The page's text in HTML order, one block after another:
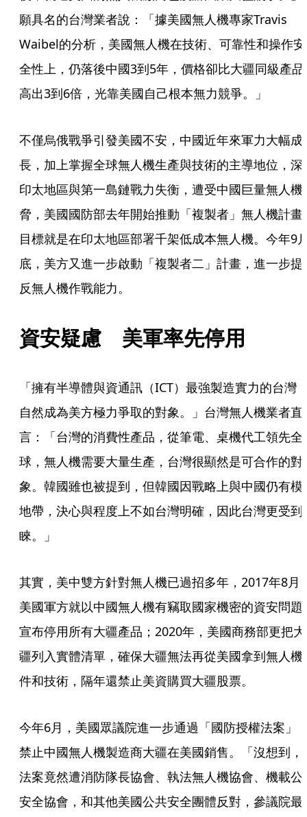
願具名的台灣業者說：「據美國無人機專家Travis
Waibel的分析，美國無人機在技術、可靠性和操作安
全性上，仍落後中國3到5年，價格卻比大疆同級產品
高出3到6倍，光靠美國自己根本無力競爭。」
不僅烏俄戰爭引發美國不安，中國近年來軍力大幅成
長，加上掌握全球無人機生產與技術的主導地位，深
印太地區與第一島鏈戰力失衡，遭受中國巨量無人機
脅，美國國防部去年開始推動「複製者」無人機計畫
目標就是在印太地區部署千架低成本無人機。今年9
底，美方又進一步啟動「複製者二」計畫，進一步提
反無人機作戰能力。
資安疑慮　美軍率先停用
「擁有半導體與資通訊（ICT）最強製造實力的台灣
自然成為美方極力爭取的對象。」台灣無人機業者直
言：「台灣的消費性產品，從筆電、桌機代工領先全
球，無人機需要大量生產，台灣很顯然是可合作的對
象。韓國雖也被提到，但韓國因戰略上與中國仍有模
地帶，決心與程度上不如台灣明確，因此台灣更受到
睞。」
其實，美中雙方針對無人機已過招多年，2017年8月
美國軍方就以中國無人機有竊取國家機密的資安問題
宣布停用所有大疆產品；2020年，美國商務部更把大
疆列入實體清單，確保大疆無法再從美國拿到無人機
件和技術，隔年還禁止美資購買大疆股票。
今年6月，美國眾議院進一步通過「國防授權法案」
禁止中國無人機製造商大疆在美國銷售。「沒想到，
法案竟然遭消防隊長協會、執法無人機協會、機載公
安全協會，和其他美國公共安全團體反對，參議院最